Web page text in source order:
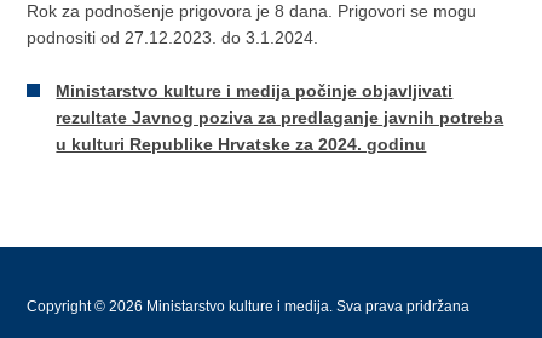
Rok za podnošenje prigovora je 8 dana. Prigovori se mogu
podnositi od 27.12.2023. do 3.1.2024.
Ministarstvo kulture i medija počinje objavljivati
rezultate Javnog poziva za predlaganje javnih potreba
u kulturi Republike Hrvatske za 2024. godinu
Copyright © 2026 Ministarstvo kulture i medija. Sva prava pridržana